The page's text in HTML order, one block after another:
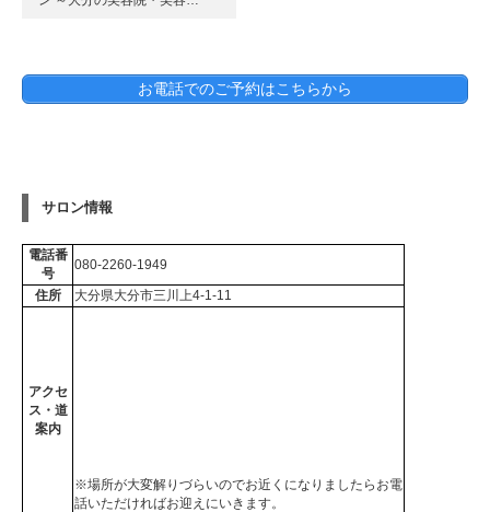
お電話でのご予約はこちらから
サロン情報
電話番
号
080-2260-1949
住所
大分県大分市三川上4-1-11
アクセ
ス・道
案内
※場所が大変解りづらいのでお近くになりましたらお電
話いただければお迎えにいきます。